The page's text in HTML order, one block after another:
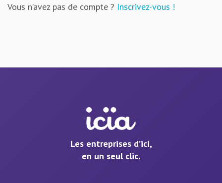
Vous n’avez pas de compte ? Inscrivez-vous !
Les entreprises d’ici,
en un seul clic.